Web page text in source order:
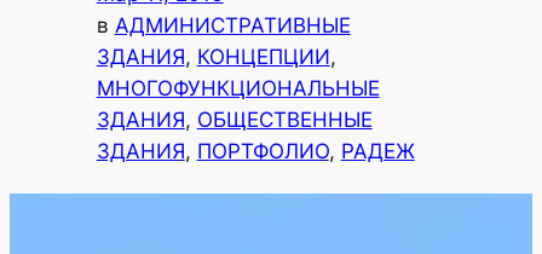
в АДМИНИСТРАТИВНЫЕ
ЗДАНИЯ, КОНЦЕПЦИИ
МНОГОФУНКЦИОНАЛЬНЫЕ
ЗДАНИЯ, ОБЩЕСТВЕННЫЕ
ЗДАНИЯ, ПОРТФОЛИО, РАДЕЖ